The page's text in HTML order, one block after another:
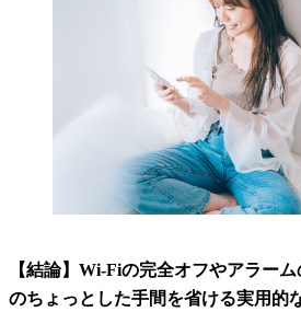
【結論】Wi-Fiの完全オフやアラー
のちょっとした手間を省ける実用的